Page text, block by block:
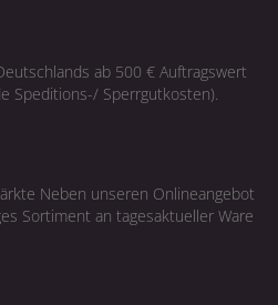
ab 500 € Auftragswert
Speditions-/ Sperrgutkosten).
Neben unseren Onlineangebot
Sortiment an tagesaktueller Ware